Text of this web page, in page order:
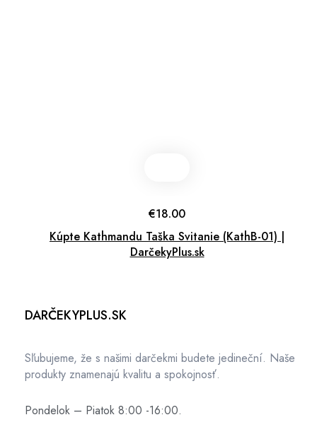
Kúpte Kathmandu Taška Svitanie (KathB-01) |
DarčekyPlus.sk
€18.00
DARČEKYPLUS.SK
Sľubujeme, že s našimi darčekmi budete jedineční. Naše
produkty znamenajú kvalitu a spokojnosť.
Pondelok – Piatok 8:00 -16:00.